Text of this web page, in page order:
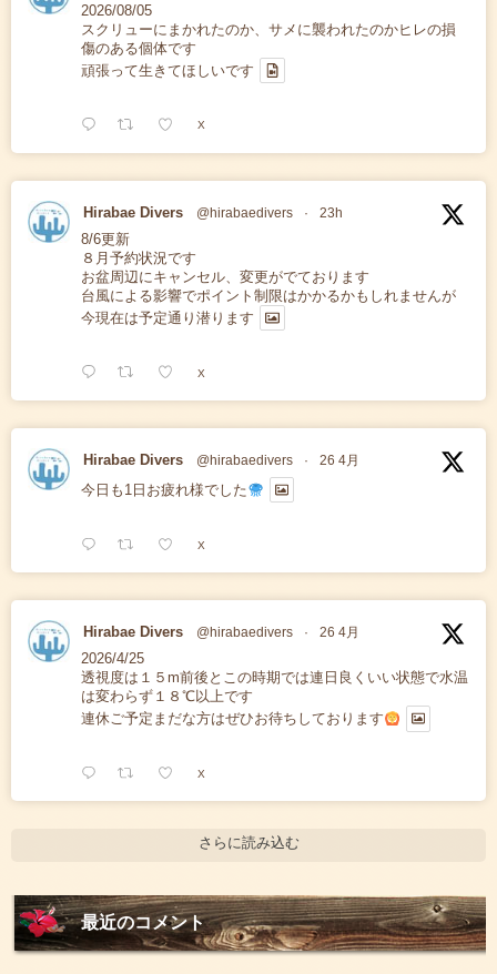
2026/08/05
スクリューにまかれたのか、サメに襲われたのかヒレの損
傷のある個体です
頑張って生きてほしいです
X
Hirabae Divers @hirabaedivers · 23h
8/6更新
８月予約状況です
お盆周辺にキャンセル、変更がでております
台風による影響でポイント制限はかかるかもしれませんが
今現在は予定通り潜ります
X
Hirabae Divers @hirabaedivers · 26 4月
今日も1日お疲れ様でした
X
Hirabae Divers @hirabaedivers · 26 4月
2026/4/25
透視度は１５m前後とこの時期では連日良くいい状態で水温
は変わらず１８℃以上です
連休ご予定まだな方はぜひお待ちしております
X
さらに読み込む
最近のコメント